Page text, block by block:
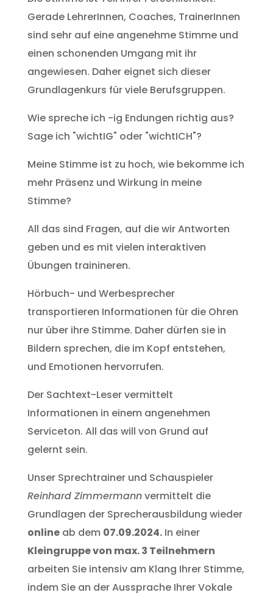
Gerade LehrerInnen, Coaches, TrainerInnen
sind sehr auf eine angenehme Stimme und
einen schonenden Umgang mit ihr
angewiesen. Daher eignet sich dieser
Grundlagenkurs für viele Berufsgruppen.
Wie spreche ich -ig Endungen richtig aus?
Sage ich "wichtIG" oder "wichtICH"?
Meine Stimme ist zu hoch, wie bekomme ich
mehr Präsenz und Wirkung in meine
Stimme?
All das sind Fragen, auf die wir Antworten
geben und es mit vielen interaktiven
Übungen trainineren.
Hörbuch- und Werbesprecher
transportieren Informationen für die Ohren
nur über ihre Stimme. Daher dürfen sie in
Bildern sprechen, die im Kopf entstehen,
und Emotionen hervorrufen.
Der Sachtext-Leser vermittelt
Informationen in einem angenehmen
Serviceton. All das will von Grund auf
gelernt sein.
Unser Sprechtrainer und Schauspieler
Reinhard Zimmermannvermittelt die
Grundlagen der Sprecherausbildung wieder
onlineab dem 07.09.2024.In einer
Kleingruppe von max. 3 Teilnehmern
arbeiten Sie intensiv am Klang Ihrer Stimme,
indem Sie an der Aussprache Ihrer Vokale